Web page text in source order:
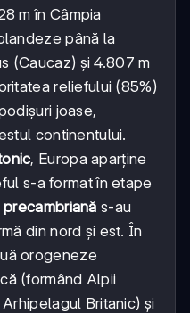
m în Câmpia
până la
(Caucaz) și 4.807 m
reliefului (85%)
joase,
continentului.
, Europa aparține
s-a format în etape
precambriană s-au
din nord și est. În
orogeneze
(formând Alpii
Britanic) și